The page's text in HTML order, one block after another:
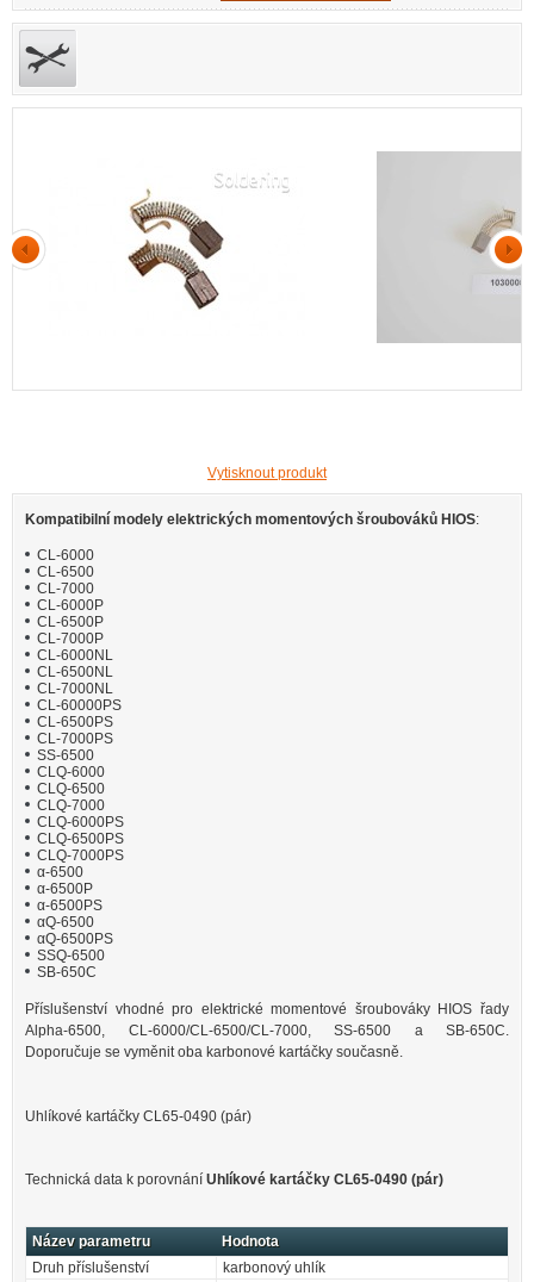
Vytisknout produkt
Kompatibilní modely elektrických momentových šroubováků HIOS:
CL-6000
CL-6500
CL-7000
CL-6000P
CL-6500P
CL-7000P
CL-6000NL
CL-6500NL
CL-7000NL
CL-60000PS
CL-6500PS
CL-7000PS
SS-6500
CLQ-6000
CLQ-6500
CLQ-7000
CLQ-6000PS
CLQ-6500PS
CLQ-7000PS
α-6500
α-6500P
α-6500PS
αQ-6500
αQ-6500PS
SSQ-6500
SB-650C
Příslušenství vhodné pro elektrické momentové šroubováky HIOS řady
Alpha-6500, CL-6000/CL-6500/CL-7000, SS-6500 a SB-650C.
Doporučuje se vyměnit oba karbonové kartáčky současně.
Uhlíkové kartáčky CL65-0490 (pár)
Technická data k porovnání Uhlíkové kartáčky CL65-0490 (pár)
Název parametru
Hodnota
Druh příslušenství
karbonový uhlík